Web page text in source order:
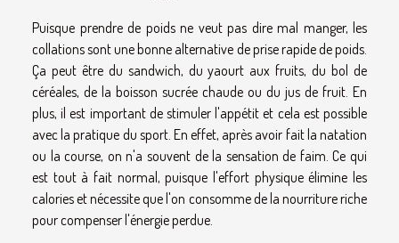
Puisque prendre de poids ne veut pas dire mal manger, les
collations sont une bonne alternative de prise rapide de poids.
Ça peut être du sandwich, du yaourt aux fruits, du bol de
céréales, de la boisson sucrée chaude ou du jus de fruit. En
plus, il est important de stimuler l'appétit et cela est possible
avec la pratique du sport. En effet, après avoir fait la natation
ou la course, on n'a souvent de la sensation de faim. Ce qui
est tout à fait normal, puisque l'effort physique élimine les
calories et nécessite que l'on consomme de la nourriture riche
pour compenser l'énergie perdue.